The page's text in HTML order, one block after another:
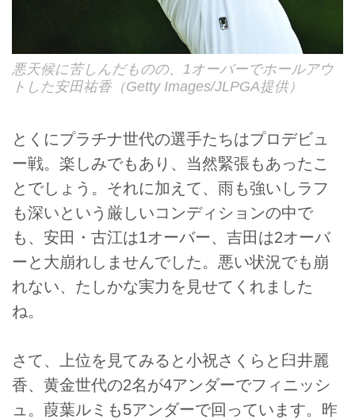
悪天候に苦しんだものの、1オーバーでホールアウ
トした安田祐香（Getty Images/JLPGA提供）
とくにプラチナ世代の選手たちはプロデビュ
ー戦。楽しみでもあり、当然緊張もあったこ
とでしょう。それに加えて、雨も強いしラフ
も深いという厳しいコンディションの中で
も、安田・古江は1オーバー、吉田は2オーバ
ーと大崩れしませんでした。悪い状況でも崩
れない、たしかな実力を見せてくれました
ね。
さて、上位を見てみると小祝さくらと臼井麗
香、黄金世代の2名が4アンダーでフィニッシ
ュ。葭葉ルミも5アンダーで回っています。昨